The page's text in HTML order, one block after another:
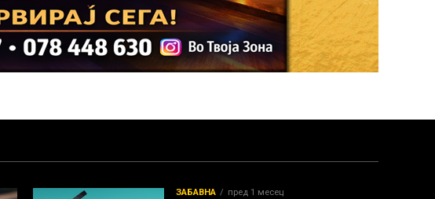
ЗАБАВНА пред 1 месец